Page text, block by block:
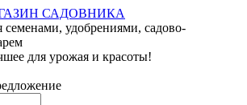
семенами, удобрениями, садово-
для урожая и красоты!